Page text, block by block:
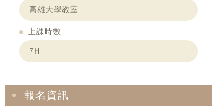
高雄大學教室
上課時數
7H
報名資訊